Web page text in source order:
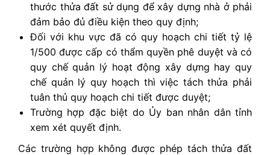
thước thửa đất sử dụng để xây dựng nhà ở phải
đảm bảo đủ điều kiện theo quy định;
Đối với khu vực đã có quy hoạch chi tiết tỷ lệ
1/500 được cấp có thẩm quyền phê duyệt và có
quy chế quản lý hoạt động xây dựng hay quy
chế quản lý quy hoạch thì việc tách thửa phải
tuân thủ quy hoạch chi tiết được duyệt;
Trường hợp đặc biệt do Ủy ban nhân dân tỉnh
xem xét quyết định.
Các trường hợp không được phép tách thửa đất